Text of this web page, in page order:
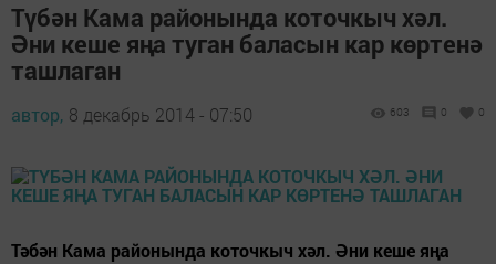
Түбән Кама районында коточкыч хәл.
Әни кеше яңа туган баласын кар көртенә
ташлаган
автор, 8 декабрь 2014 - 07:50 603 0 0
Тәбән Кама районында коточкыч хәл. Әни кеше яңа